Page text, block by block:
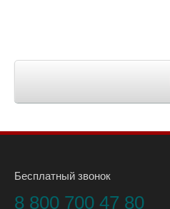
Бесплатный звонок
8 800 700 47 80